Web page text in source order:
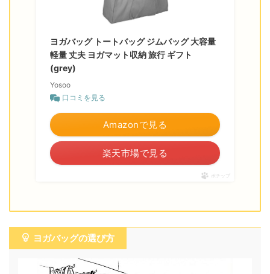
ヨガバッグ トートバッグ ジムバッグ 大容量
軽量 丈夫 ヨガマット収納 旅行 ギフト
(grey)
Yosoo
口コミを見る
Amazonで見る
楽天市場で見る
ポチップ
ヨガバッグの選び方